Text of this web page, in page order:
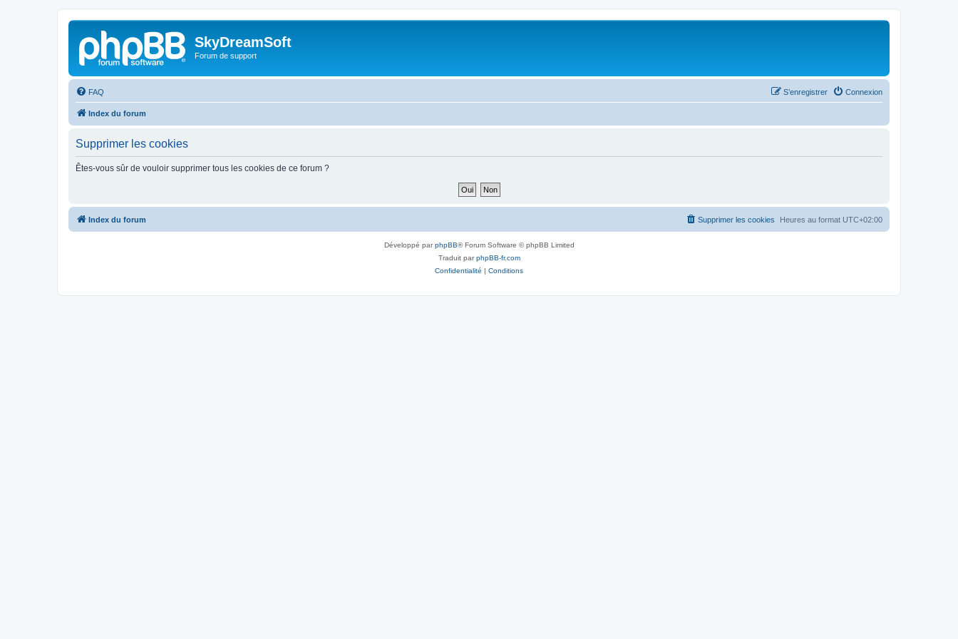
SkyDreamSoft
Forum de support
FAQ Connexion
S’enregistrer
Index du forum
Supprimer les cookies
Êtes-vous sûr de vouloir supprimer tous les cookies de ce forum ?
Index du forum Heures au format UTC+02:00
Supprimer les cookies
Développé parphpBB® Forum Software © phpBB Limited
Traduit parphpBB-fr.com
Confidentialité | Conditions